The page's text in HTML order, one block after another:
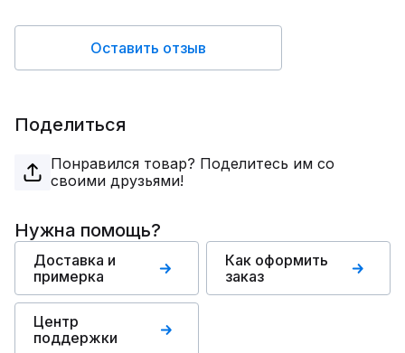
Оставить отзыв
Поделиться
Понравился товар? Поделитесь им со
своими друзьями!
Нужна помощь?
Доставка и
примерка
Как оформить
заказ
Центр
поддержки